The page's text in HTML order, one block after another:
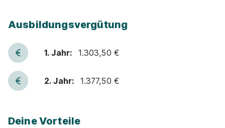
Ausbildungsvergütung
1. Jahr: 1.303,50 €
2. Jahr: 1.377,50 €
Deine Vorteile